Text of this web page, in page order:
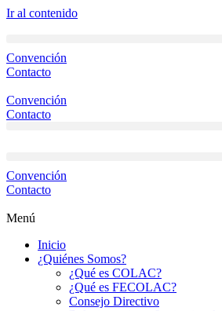
Ir al contenido
Convención
Contacto
Convención
Contacto
Convención
Contacto
Menú
Inicio
¿Quiénes Somos?
¿Qué es COLAC?
¿Qué es FECOLAC?
Consejo Directivo